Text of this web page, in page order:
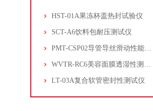
HST-01A果冻杯盖热封试验仪
SCT-A6饮料包耐压测试仪
PMT-CSP02导管导丝滑动性能测试仪
WVTR-RC6美容面膜透湿性测试仪
LT-03A复合软管密封性测试仪